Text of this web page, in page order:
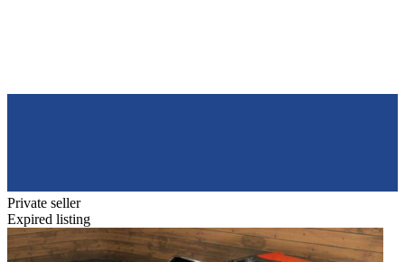
Private seller
Expired listing